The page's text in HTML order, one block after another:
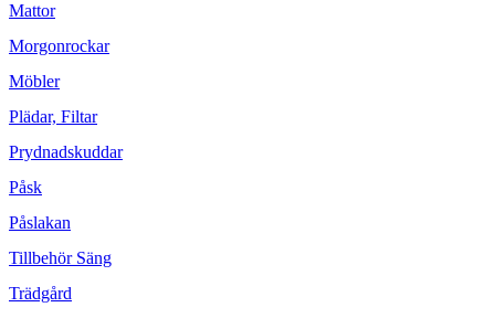
Mattor
Morgonrockar
Möbler
Plädar, Filtar
Prydnadskuddar
Påsk
Påslakan
Tillbehör Säng
Trädgård